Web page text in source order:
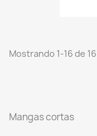
Mostrando 1-16 de
Mangas cortas